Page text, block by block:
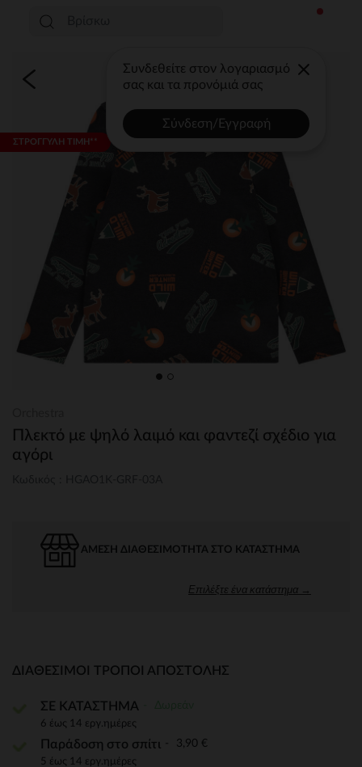
Συνδεθείτε στον λογαριασμό
σας και τα προνόμιά σας
Σύνδεση/Εγγραφή
ΣΤΡΟΓΓΥΛΗ ΤΙΜΗ**
Πλεκτό με ψηλό λαιμό και φαντεζί σχέδιο για
αγόρι
ΆΜΕΣΗ ΔΙΑΘΕΣΙΜΌΤΗΤΑ ΣΤΟ ΚΑΤΆΣΤΗΜΑ
Επιλέξτε ένα κατάστημα →
ΔΙΑΘΈΣΙΜΟΙ ΤΡΌΠΟΙ ΑΠΟΣΤΟΛΉΣ
ΣΕ ΚΑΤΑΣΤΗΜΑ
6 έως 14 εργ.ημέρες
Παράδοση στο σπίτι 3,90 €
5 έως 14 εργ.ημέρες